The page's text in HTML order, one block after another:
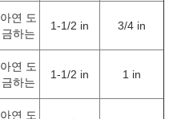
아연 도
금하는
1-1/2 in 3/4 in
아연 도
금하는
1-1/2 in 1 in
아연 도